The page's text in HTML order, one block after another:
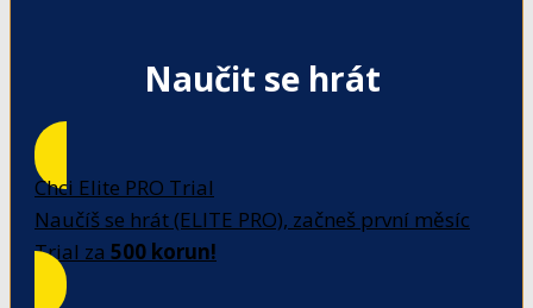
Naučit se hrát
Chci Elite PRO Trial
Naučíš se hrát (ELITE PRO), začneš první měsíc
Trial za 500 korun!